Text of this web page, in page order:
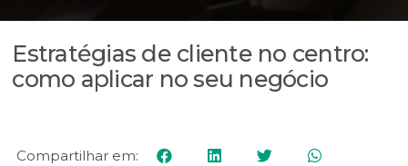
Estratégias de cliente no centro:
como aplicar no seu negócio
Compartilhar em: